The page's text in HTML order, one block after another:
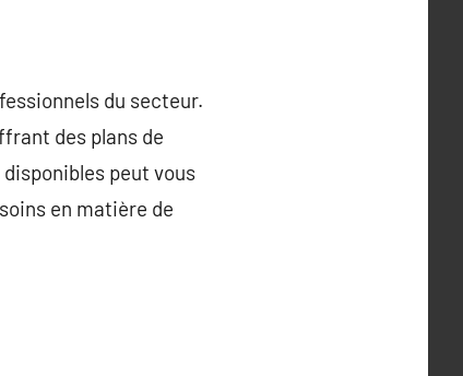
du secteur.
des plans de
peut vous
en matière de